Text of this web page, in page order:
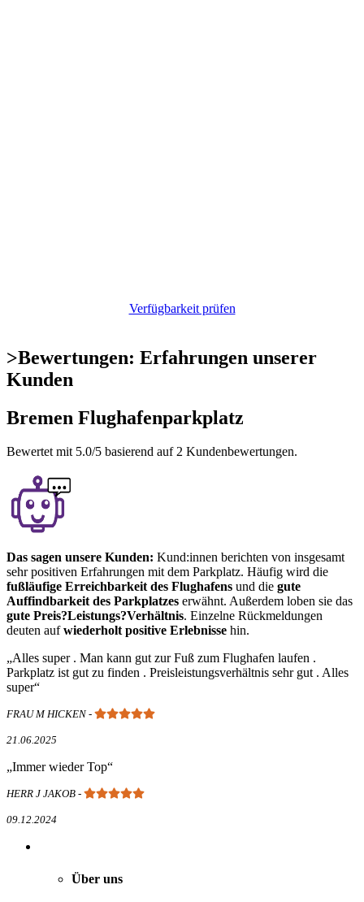
Verfügbarkeit prüfen
>Bewertungen: Erfahrungen unserer
Kunden
Bremen Flughafenparkplatz
Bewertet mit 5.0/5 basierend auf2 Kundenbewertungen.
Das sagen unsere Kunden: Kund:innen berichten von insgesamt
sehr positiven Erfahrungen mit dem Parkplatz. Häufig wird die
fußläufige Erreichbarkeit des Flughafens und die gute
Auffindbarkeit des Parkplatzes erwähnt. Außerdem loben sie das
gute Preis?Leistungs?Verhältnis. Einzelne Rückmeldungen
deuten aufwiederholt positive Erlebnisse hin.
Alles super . Man kann gut zur Fuß zum Flughafen laufen .
Parkplatz ist gut zu finden . Preisleistungsverhältnis sehr gut . Alles
super
FRAU M HICKEN -
21.06.2025
Immer wieder Top
HERR J JAKOB -
09.12.2024
Über uns